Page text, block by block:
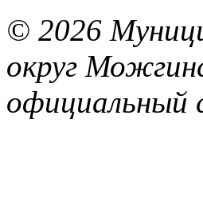
© 2026
округ
официальный